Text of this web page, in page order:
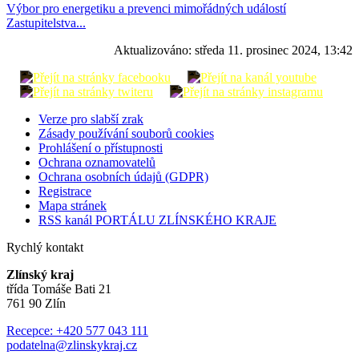
Výbor pro energetiku a prevenci mimořádných událostí
Zastupitelstva...
Aktualizováno: středa 11. prosinec 2024, 13:42
Verze pro slabší zrak
Zásady používání souborů cookies
Prohlášení o přístupnosti
Ochrana oznamovatelů
Ochrana osobních údajů (GDPR)
Registrace
Mapa stránek
RSS kanál PORTÁLU ZLÍNSKÉHO KRAJE
Rychlý kontakt
Zlínský kraj
třída Tomáše Bati 21
761 90 Zlín
Recepce: +420 577 043 111
podatelna@zlinskykraj.cz